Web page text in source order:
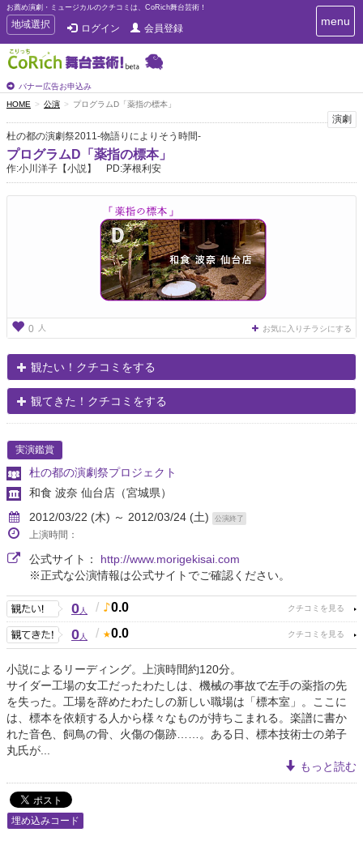
お薦め演劇・ミュージカルのクチコミは、CoRich舞台芸術！
T
o
g
g
e
n
a
v
i
g
a
地域選択 ログイン 会員登録
バナー広告お申込み
T
o
g
a
menu
HOME 公演 プログラムD「薬指の標本」
演劇
杜の都の演劇祭2011-物語りによりそう時間-
プログラムD「薬指の標本」
作:小川洋子【小説】 PD:茅根利安
0 人 お気に入りチラシにする
観たい！クチコミをする
観てきた！クチコミをする
実演鑑賞
杜の都の演劇祭プロジェクト
和食 波奈 仙台店 （宮城県）
2012/03/22 (木) ～ 2012/03/24 (土)
公演終了
上演時間：
公式サイト： http://www.morigekisai.com
※正式な公演情報は公式サイトでご確認ください。
0人 / 0.0
0人 / 0.0
小説によるリーディング。上演時間約120分。
サイダー工場の女工だったわたしは、機械の事故で左手の薬指の先
を失った。工場を辞めたわたしの新しい職場は「標本室」。ここに
は、標本を依頼する人から様々なものが持ちこまれる。楽譜に書か
れた音色、飼鳥の骨、火傷の傷跡……。ある日、標本技術士の弟子
丸氏が...
もっと読む
埋め込みコード